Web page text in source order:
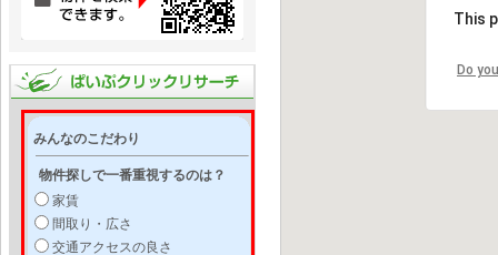
みんなのこだわり
物件探しで一番重視するのは？
家賃
間取り・広さ
交通アクセスの良さ
This
Do